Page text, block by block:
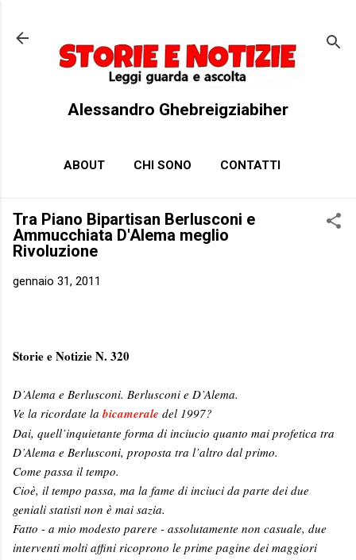
Alessandro Ghebreigziabiher
ABOUT CHI SONO CONTATTI
Tra Piano Bipartisan Berlusconi e
Ammucchiata D'Alema meglio
Rivoluzione
gennaio 31, 2011
Storie e Notizie N. 320
D’Alema e Berlusconi. Berlusconi e D’Alema.
Ve la ricordate la bicamerale del 1997?
Dai, quell’inquietante forma di inciucio quanto mai profetica tra
D’Alema e Berlusconi, proposta tra l’altro dal primo.
Come passa il tempo.
Cioè, il tempo passa, ma la fame di inciuci da parte dei due
geniali statisti non è mai sazia.
Fatto - a mio modesto parere - assolutamente non casuale, due
interventi molti affini ricoprono le prime pagine dei maggiori